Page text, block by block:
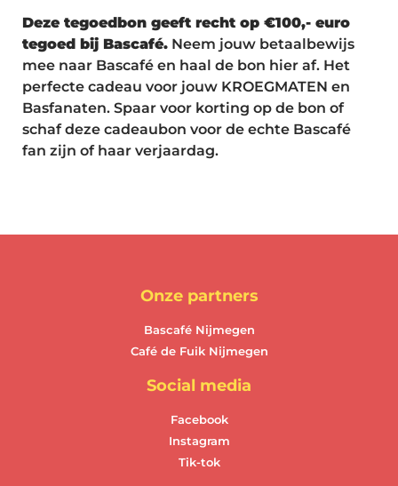
Deze tegoedbon geeft recht op €100,- euro
tegoed bij Bascafé. Neem jouw betaalbewijs
mee naar Bascafé en haal de bon hier af. Het
perfecte cadeau voor jouw KROEGMATEN en
Basfanaten. Spaar voor korting op de bon of
schaf deze cadeaubon voor de echte Bascafé
fan zijn of haar verjaardag.
Onze partners
Bascafé Nijmegen
Café de Fuik Nijmegen
Social media
Facebook
Instagram
Tik-tok